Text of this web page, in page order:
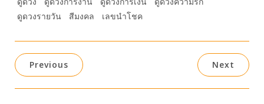
ดูดวงรายวัน
สีมงคล เลขนำโชค
Previous Next